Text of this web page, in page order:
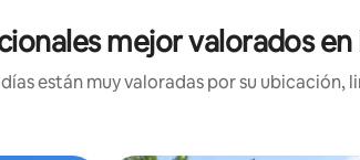
mejor valorados en
están muy valoradas por su ubicación,